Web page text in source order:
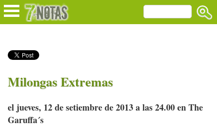
Milongas Extremas
el jueves, 12 de setiembre de 2013 a las 24.00 en The
Garuffa´s